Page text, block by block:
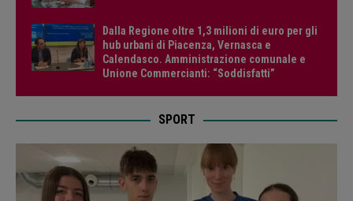
Dalla Regione oltre 1,3 milioni di euro per gli
hub urbani di Piacenza, Vernasca e
Calendasco. Amministrazione comunale e
Unione Commercianti: “Soddisfatti”
SPORT